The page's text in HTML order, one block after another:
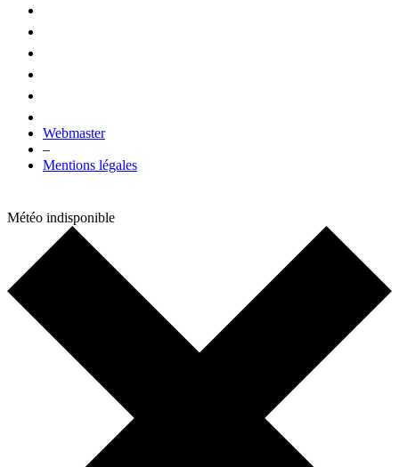
Webmaster
–
Mentions légales
Météo indisponible